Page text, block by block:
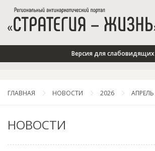
Версия для слабовидящих
ГЛАВНАЯ НОВОСТИ 2026 АПРЕЛЬ
НОВОСТИ